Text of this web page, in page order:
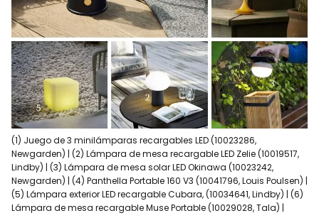
(1) Juego de 3 minilámparas recargables LED (10023286,
Newgarden) | (2) Lámpara de mesa recargable LED Zelie (10019517,
Lindby) | (3) Lámpara de mesa solar LED Okinawa (10023242,
Newgarden) | (4) Panthella Portable 160 V3 (10041796, Louis Poulsen) |
(5) Lámpara exterior LED recargable Cubara, (10034641, Lindby) | (6)
Lámpara de mesa recargable Muse Portable (10029028, Tala) |